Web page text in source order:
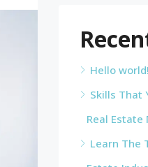
Hello world!
Skills That
Real Estate
Learn The